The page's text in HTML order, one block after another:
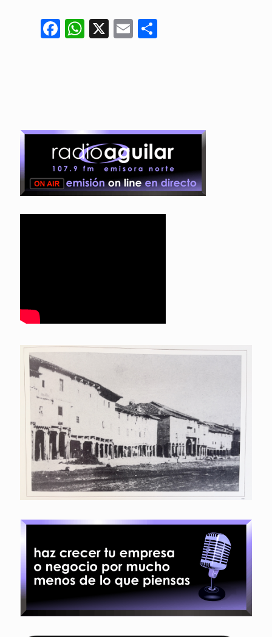
Facebook
WhatsApp
X Email